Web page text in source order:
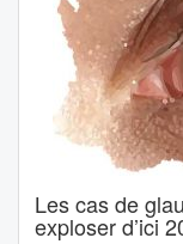
Les cas de
exploser d’ici